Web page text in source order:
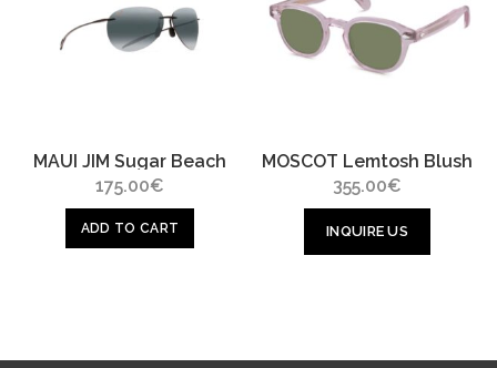
MAUI JIM Sugar Beach
175.00€
ADD TO CART
MOSCOT Lemtosh Blush
355.00€
INQUIRE US